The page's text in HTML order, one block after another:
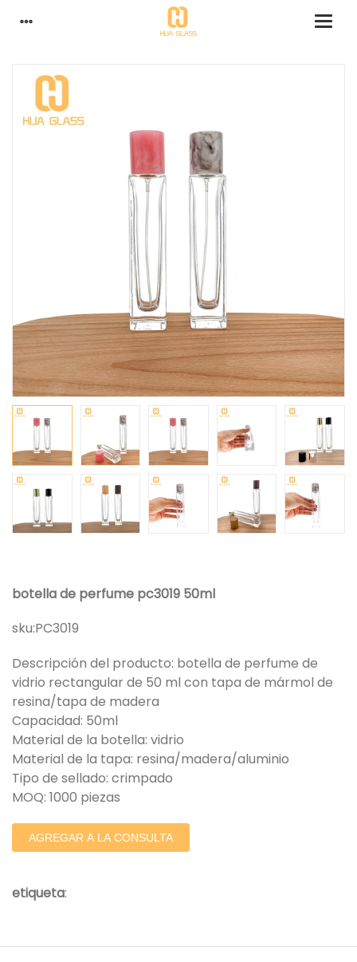
botella de perfume pc3019 50ml
sku:PC3019
Descripción del producto: botella de perfume de
vidrio rectangular de 50 ml con tapa de mármol de
resina/tapa de madera
Capacidad: 50ml
Material de la botella: vidrio
Material de la tapa: resina/madera/aluminio
Tipo de sellado: crimpado
MOQ: 1000 piezas
AGREGAR A LA CONSULTA
etiqueta: